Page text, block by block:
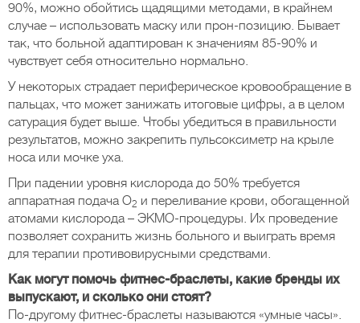
90%, можно обойтись щадящими методами, в крайнем
случае – использовать маску или прон-позицию. Бывает
так, что больной адаптирован к значениям 85-90% и
чувствует себя относительно нормально.
У некоторых страдает периферическое кровообращение в
пальцах, что может занижать итоговые цифры, а в целом
сатурация будет выше. Чтобы убедиться в правильности
результатов, можно закрепить пульсоксиметр на крыле
носа или мочке уха.
При падении уровня кислорода до 50% требуется
аппаратная подача O2 и переливание крови, обогащенной
атомами кислорода – ЭКМО-процедуры. Их проведение
позволяет сохранить жизнь больного и выиграть время
для терапии противовирусными средствами.
Как могут помочь фитнес-браслеты, какие бренды их
выпускают, и сколько они стоят?
По-другому фитнес-браслеты называются «умные часы».